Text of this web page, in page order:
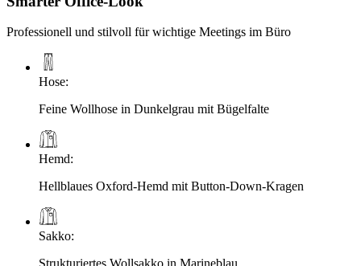
Professionell und stilvoll für wichtige Meetings im Büro
Hose:
Feine Wollhose in Dunkelgrau mit Bügelfalte
Hemd:
Hellblaues Oxford-Hemd mit Button-Down-Kragen
Sakko: